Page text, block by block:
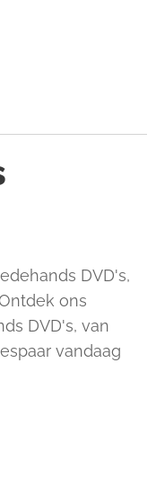
DVD's,
ons
DVD's, van
vandaag